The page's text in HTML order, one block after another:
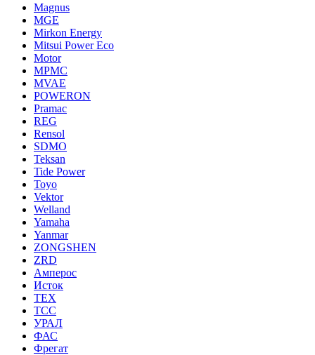
Magnus
MGE
Mirkon Energy
Mitsui Power Eco
Motor
MPMC
MVAE
POWERON
Pramac
REG
Rensol
SDMO
Teksan
Tide Power
Toyo
Vektor
Welland
Yamaha
Yanmar
ZONGSHEN
ZRD
Амперос
Исток
ТЕХ
ТСС
УРАЛ
ФАС
Фрегат